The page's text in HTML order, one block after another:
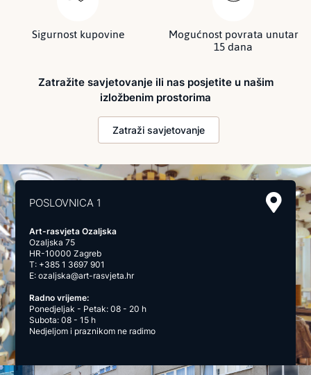
Sigurnost kupovine Mogućnost povrata unutar
15 dana
Zatražite savjetovanje ili nas posjetite u našim
izložbenim prostorima
Zatraži savjetovanje
POSLOVNICA 1
Art-rasvjeta Ozaljska
Ozaljska 75
HR-10000 Zagreb
T: +385 1 3697 901
E:ozaljska@art-rasvjeta.hr
Radno vrijeme:
Ponedjeljak - Petak: 08 - 20 h
Subota: 08 - 15 h
Nedjeljom i praznikom ne radimo